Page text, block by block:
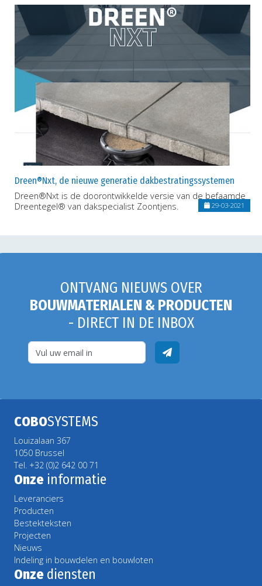
Dreen®Nxt, de nieuwe generatie dakbestratingssystemen
Dreen®Nxt is de doorontwikkelde versie van de befaamde
Dreentegel® van dakspecialist Zoontjens.
29-03-2021
ONTVANG NIEUWS OVER
BOUWMATERIALEN & PRODUCTEN
- DIRECT IN DE INBOX
COBOSYSTEMS
Louizalaan 367
1050 Brussel
Tel. +32 (0)2 642 00 71
Onze informatie
Leveranciers
Producten
Bestekteksten
Projecten
Nieuws
Indeling in bouwdelen en bouwloten
Onze diensten